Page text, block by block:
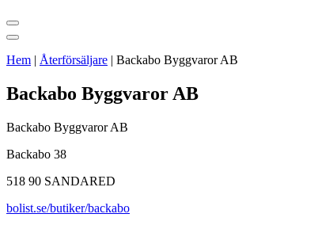
Hem | Återförsäljare | Backabo Byggvaror AB
Backabo Byggvaror AB
Backabo Byggvaror AB
Backabo 38
518 90 SANDARED
bolist.se/butiker/backabo